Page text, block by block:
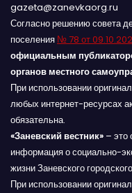
gazeta@zanevkaorg.ru
Согласно решению совета
поселения № 78 от
официальным
органов местного
При использовании
любых интернет-ресурсах
обязательна.
«Заневский вестник» – это
информация о социально-
жизни Заневского
При использовании